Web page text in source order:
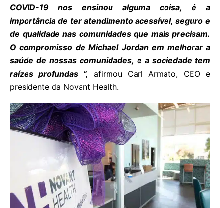
COVID-19 nos ensinou alguma coisa, é a
importância de ter atendimento acessível, seguro e
de qualidade nas comunidades que mais precisam.
O compromisso de Michael Jordan em melhorar a
saúde de nossas comunidades, e a sociedade tem
raízes profundas “, afirmou Carl Armato, CEO e
presidente da Novant Health.